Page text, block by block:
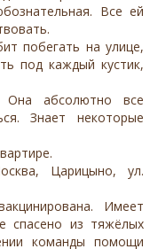
Все ей
побегать на улице,
под каждый кустик,
Она абсолютно все
Знает некоторые
Царицыно, ул.
Имеет
спасено из тяжёлых
команды помощи